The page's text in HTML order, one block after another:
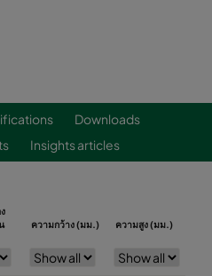
Downloads
Insights articles
ความกว้าง (มม.) ความสูง (มม.)